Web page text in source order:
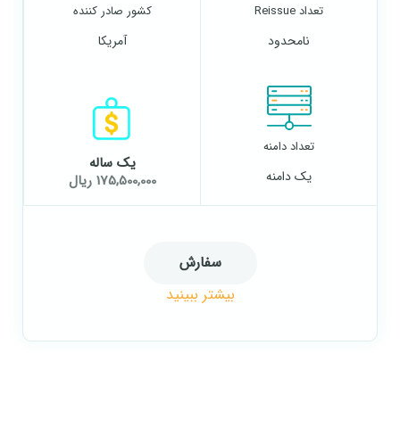
تعداد Reissue
نامحدود
کشور صادر کننده
آمریکا
تعداد دامنه
یک دامنه
یک ساله
175,500,000 ریال
سفارش
بیشتر ببینید